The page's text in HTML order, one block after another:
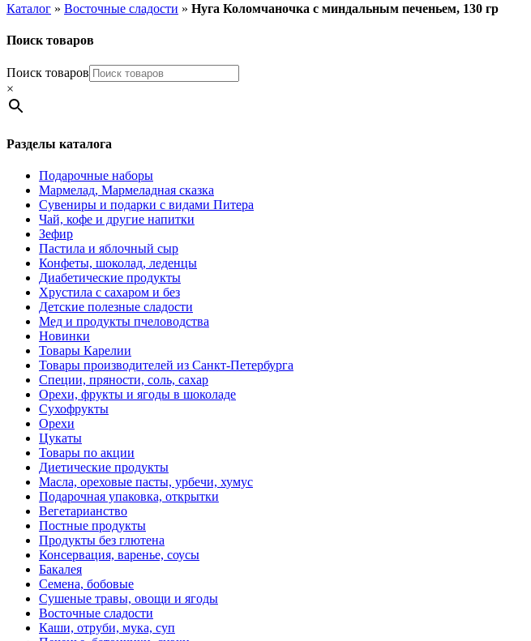
Каталог » Восточные сладости » Нуга Коломчаночка с миндальным печеньем, 130 гр
Поиск товаров
Поиск товаров
×
Разделы каталога
Подарочные наборы
Мармелад, Мармеладная сказка
Сувениры и подарки с видами Питера
Чай, кофе и другие напитки
Зефир
Пастила и яблочный сыр
Конфеты, шоколад, леденцы
Диабетические продукты
Хрустила с сахаром и без
Детские полезные сладости
Мед и продукты пчеловодства
Новинки
Товары Карелии
Товары производителей из Санкт-Петербурга
Специи, пряности, соль, сахар
Орехи, фрукты и ягоды в шоколаде
Сухофрукты
Орехи
Цукаты
Товары по акции
Диетические продукты
Масла, ореховые пасты, урбечи, хумус
Подарочная упаковка, открытки
Вегетарианство
Постные продукты
Продукты без глютена
Консервация, варенье, соусы
Бакалея
Семена, бобовые
Сушеные травы, овощи и ягоды
Восточные сладости
Каши, отруби, мука, суп